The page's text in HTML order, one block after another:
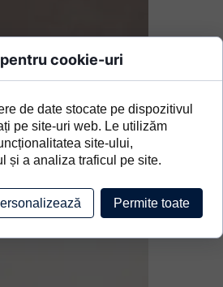
Coffee
cookie-uri
de date stocate pe dispozitivul
pe site-uri web. Le utilizăm
site-ului,
și a analiza traficul pe site.
Permite toate